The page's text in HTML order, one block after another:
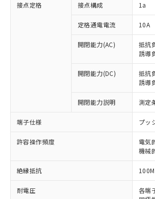
接点定格 接点構成 1a
定格通電電流 10A
開閉能力(AC)
抵抗
誘導
開閉能力(DC)
抵抗
誘導
開閉能力説明 測定
端子仕様 プッ
許容操作頻度
電気
機械
絶縁抵抗
耐電圧
各端
ご利用条件
以下の条件をお読みいただき、同
本サービスは、当社制御機
商品の当社在庫状況および標
(税抜)を提供させていただ
当社制御機器事業取扱商品
本サービスの対象外となる
ことをご了承ください。
在庫状況および標準価格照
記載している更新日時点で
タに基づき作成されるもの
準価格とは異なる場合があ
対応予定：EU RoHS指令（10物質
有に対応した製品に切り替える予
対応予定なし：EU RoHS指令（
非含有に非対応の商品で、対応品
調査・確認中：EU RoHS指令（
非含有の対応状況を調査中また
非該当品：ライセンス料など無形
害物質有無と関係のない商品です
仕入先様の事情により、非含有部
いたものが、含有品と判明した場
むを得ず変更することがあります
*EU RoHS指令（10物質）：
鉛(Pb) 1000ppm以下、 水銀(Hg) 1000ppm
六価クロム(Cr(Ⅵ)) 1000ppm以下、ポリ臭
「○」：最大均質材料含有率が中
基準値以下であることを示します
「×」：最大均質材料含有率が中
基準値を超えていることを示しま
「－」：未確認です。当社販売部
当社は、これら貴社製品の
為替および外国貿易法に定
（以下｢規制貨物等」とい
または国外への提供する場
国政府の輸出許可(または役
可)を取得するなどの必要な